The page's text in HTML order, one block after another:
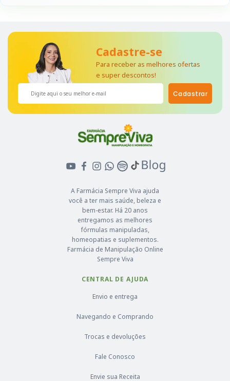
A Farmácia Sempre Viva ajuda
você a ter mais saúde, beleza e
bem-estar. Há 20 anos
entregamos as melhores
fórmulas manipuladas,
homeopatias e suplementos.
Farmácia de Manipulação Online
Sempre Viva
CENTRAL DE AJUDA
Envio e entrega
Navegando e Comprando
Trocas e devoluções
Fale Conosco
Envie sua Receita
Cadastre-se
Para receber as melhores ofertas
e super descontos!
Cadastrar